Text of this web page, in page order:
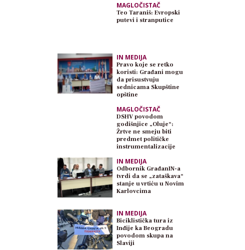
MAGLOČISTAČ
Teo Taraniš: Evropski
putevi i stranputice
IN MEDIJA
Pravo koje se retko
koristi: Građani mogu
da prisustvuju
sednicama Skupštine
opštine
MAGLOČISTAČ
DSHV povodom
godišnjice „Oluje“:
Žrtve ne smeju biti
predmet političke
instrumentalizacije
IN MEDIJA
Odbornik GrađanIN-a
tvrdi da se „zataškava“
stanje u vrtiću u Novim
Karlovcima
IN MEDIJA
Biciklistička tura iz
Inđije ka Beogradu
povodom skupa na
Slaviji